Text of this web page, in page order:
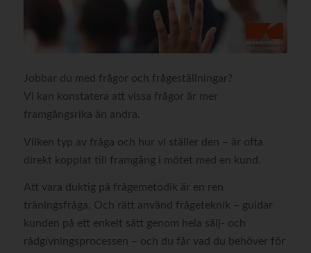
Jobbar du med frågor och frågeställningar?
Vi kan konstatera att vissa frågor är mer
framgångsrika än andra.
Vilken typ av fråga och hur vi ställer den – är ofta
direkt kopplat till framgång i mötet med en kund.
Att vara duktig på frågemetodik är en ren
träningsfråga. Och rätt använd frågeteknik – guidar
kunden på ett enkelt sätt genom hela sälj- och
rådgivningsprocessen – och du får vad du behöver för